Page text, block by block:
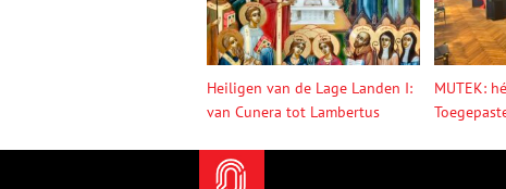
Heiligen van de Lage Landen I:
van Cunera tot Lambertus
MUTEK: